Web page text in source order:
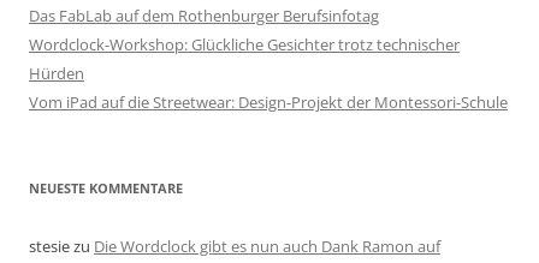
Das FabLab auf dem Rothenburger Berufsinfotag
Wordclock-Workshop: Glückliche Gesichter trotz technischer
Hürden
Vom iPad auf die Streetwear: Design-Projekt der Montessori-Schule
NEUESTE KOMMENTARE
stesiezu Die Wordclock gibt es nun auch Dank Ramon auf